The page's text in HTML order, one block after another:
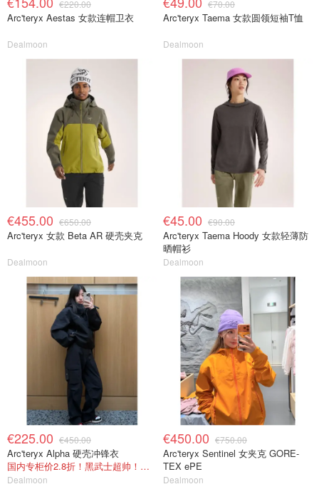
€220.00
Arc'teryx Aestas 女款连帽卫衣
Dealmoon
€70.00
Arc'teryx Taema 女款圆领短袖T恤
Dealmoon
€455.00 €650.00
Arc'teryx 女款 Beta AR 硬壳夹克
Dealmoon
€45.00 €90.00
Arc'teryx Taema Hoody 女款轻薄防
晒帽衫
Dealmoon
€225.00 €450.00
Arc'teryx Alpha 硬壳冲锋衣
国内专柜价2.8折！黑武士超帅！可挡雨！
Dealmoon
€450.00 €750.00
Arc'teryx Sentinel 女夹克 GORE-
TEX ePE
Dealmoon